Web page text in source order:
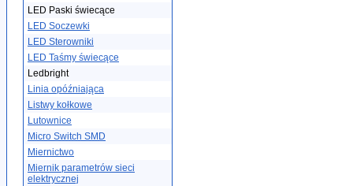
LED Paski świecące
LED Soczewki
LED Sterowniki
LED Taśmy świecące
Ledbright
Linia opóźniająca
Listwy kołkowe
Lutownice
Micro Switch SMD
Miernictwo
Miernik parametrów sieci
elektrycznej